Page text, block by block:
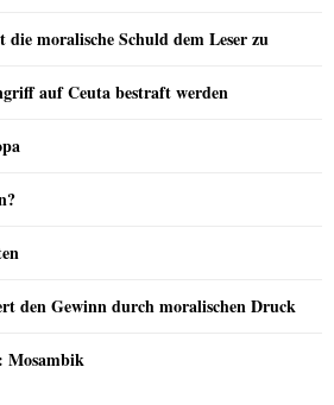
die moralische Schuld dem Leser zu
auf Ceuta bestraft werden
den Gewinn durch moralischen Druck
Mosambik